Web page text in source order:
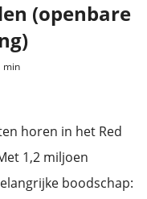
(openbare
min
horen in het Red
1,2 miljoen
boodschap: